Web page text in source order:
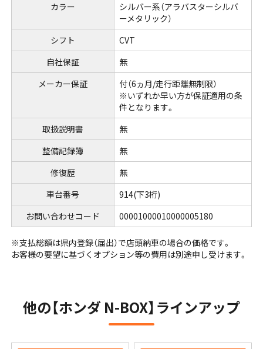
カラー
シルバー系（アラバスターシルバ
ーメタリック）
シフト
CVT
自社保証
無
メーカー保証
付（6ヵ月/走行距離無制限）
※いずれか早い方が保証適用の条
件となります。
取扱説明書
無
整備記録簿
無
修復歴
無
車台番号
914(下3桁)
お問い合わせコード
00001000010000005180
※⽀払総額は県内登録（届出）で店頭納⾞の場合の価格です。
お客様の要望に基づくオプション等の費⽤は別途申し受けます。
他の【ホンダ N-BOX】ラインアップ